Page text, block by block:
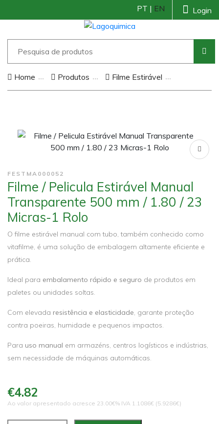
Login
PT | EN
Home Produtos Filme Estirável
FESTMA000052
Filme / Pelicula Estirável Manual
Transparente 500 mm / 1.80 / 23
Micras-1 Rolo
O filme estirável manual com tubo, também conhecido como
vitafilme, é uma solução de embalagem altamente eficiente e
prática.
Ideal para embalamento rápido e seguro de produtos em
paletes ou unidades soltas.
Com elevada resistência e elasticidade, garante proteção
contra poeiras, humidade e pequenos impactos.
Para uso manual em armazéns, centros logísticos e indústrias,
sem necessidade de máquinas automáticas.
€4.82
Ao valor apresentado acresce 23.00€% IVA 1.1086€ (5.9286€)